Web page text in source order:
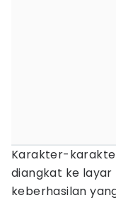
Karakter-
diangkat ke
keberhasilan